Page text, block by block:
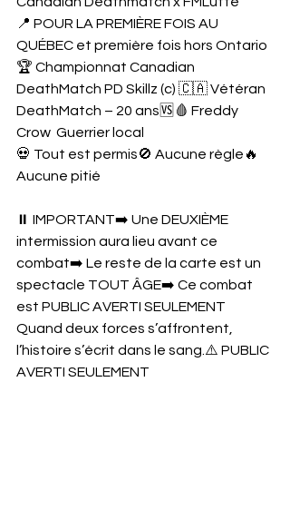
📍 POUR LA PREMIÈRE FOIS AU
QUÉBEC et première fois hors Ontario
🏆 Championnat Canadian
DeathMatch PD Skillz (c) 🇨🇦 Vétéran
DeathMatch – 20 ans🆚🩸 Freddy
Crow  Guerrier local
💀 Tout est permis🚫 Aucune règle🔥
Aucune pitié
⏸️ IMPORTANT➡️ Une DEUXIÈME
intermission aura lieu avant ce
combat➡️ Le reste de la carte est un
spectacle TOUT ÂGE➡️ Ce combat
est PUBLIC AVERTI SEULEMENT
Quand deux forces s’affrontent,
l’histoire s’écrit dans le sang.⚠️ PUBLIC
AVERTI SEULEMENT